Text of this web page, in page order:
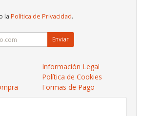
la Política de Privacidad.
Enviar
Información Legal
Política de Cookies
Formas de Pago